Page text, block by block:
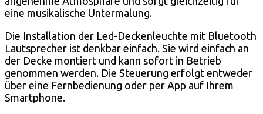
eine musikalische Untermalung.
Die Installation der Led-Deckenleuchte mit Bluetooth
Lautsprecher ist denkbar einfach. Sie wird einfach an
der Decke montiert und kann sofort in Betrieb
genommen werden. Die Steuerung erfolgt entweder
über eine Fernbedienung oder per App auf Ihrem
Smartphone.